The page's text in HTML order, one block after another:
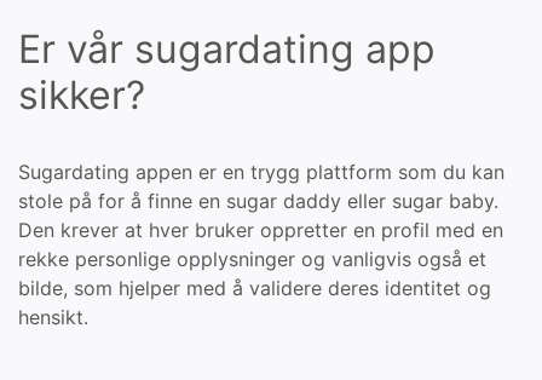
Er vår sugardating app
sikker?
Sugardating appen er en trygg plattform som du kan
stole på for å finne en sugar daddy eller sugar baby.
Den krever at hver bruker oppretter en profil med en
rekke personlige opplysninger og vanligvis også et
bilde, som hjelper med å validere deres identitet og
hensikt.